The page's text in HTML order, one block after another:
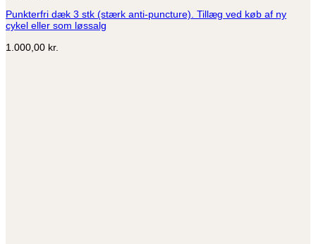
varianter.
Mulighederne
vælges
Punkterfri dæk 3 stk (stærk anti-puncture). Tillæg ved køb af ny
cykel eller som løssalg
1.000,00 kr.